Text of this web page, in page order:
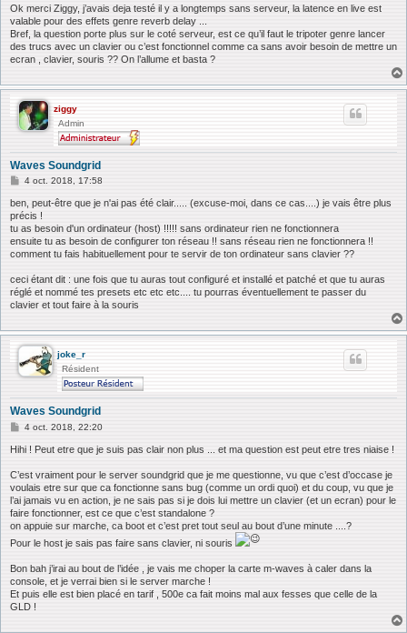
s
s
g
e
Ok merci Ziggy, j’avais deja testé il y a longtemps sans serveur, la latence en live est
valable pour des effets genre reverb delay ...
Bref, la question porte plus sur le coté serveur, est ce qu’il faut le tripoter genre lancer
des trucs avec un clavier ou c’est fonctionnel comme ca sans avoir besoin de mettre un
ecran , clavier, souris ?? On l’allume et basta ?
ziggy
Admin
Waves Soundgrid
M
s
s
g
e
4 oct. 2018, 17:58
ben, peut-être que je n'ai pas été clair..... (excuse-moi, dans ce cas....) je vais être plus
précis !
tu as besoin d'un ordinateur (host) !!!!! sans ordinateur rien ne fonctionnera
ensuite tu as besoin de configurer ton réseau !! sans réseau rien ne fonctionnera !!
comment tu fais habituellement pour te servir de ton ordinateur sans clavier ??
ceci étant dit : une fois que tu auras tout configuré et installé et patché et que tu auras
réglé et nommé tes presets etc etc etc.... tu pourras éventuellement te passer du
clavier et tout faire à la souris
joke_r
Résident
Waves Soundgrid
M
s
g
e
4 oct. 2018, 22:20
Hihi ! Peut etre que je suis pas clair non plus ... et ma question est peut etre tres niaise !
C’est vraiment pour le server soundgrid que je me questionne, vu que c’est d’occase je
voulais etre sur que ca fonctionne sans bug (comme un ordi quoi) et du coup, vu que je
l’ai jamais vu en action, je ne sais pas si je dois lui mettre un clavier (et un ecran) pour le
faire fonctionner, est ce que c’est standalone ?
on appuie sur marche, ca boot et c’est pret tout seul au bout d’une minute ....?
Pour le host je sais pas faire sans clavier, ni souris
Bon bah j’irai au bout de l’idée , je vais me choper la carte m-waves à caler dans la
console, et je verrai bien si le server marche !
Et puis elle est bien placé en tarif , 500e ca fait moins mal aux fesses que celle de la
GLD !